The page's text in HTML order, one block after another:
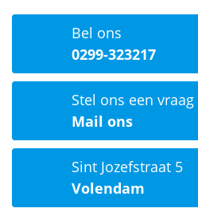
Bel ons
0299-323217
Stel ons een vraag
Mail ons
Sint Jozefstraat 5
Volendam